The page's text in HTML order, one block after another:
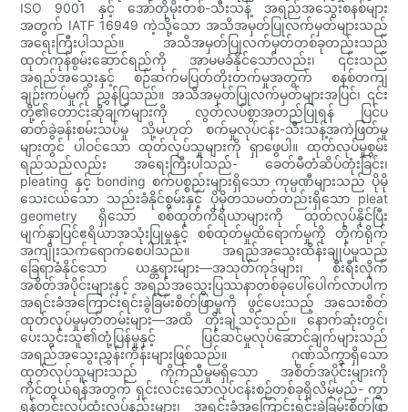
ISO 9001 နှင့် အော်တိုမိုးတစ်-သီးသန့် အရည်အသွေးစနစ်များ
အတွက် IATF 16949 ကဲ့သို့သော အသိအမှတ်ပြုလက်မှတ်များသည်
အရေးကြီးပါသည်။ အသိအမှတ်ပြုလက်မှတ်တစ်ခုတည်းသည်
ထုတ်ကုန်စွမ်းဆောင်ရည်ကို အာမမခံနိုင်သော်လည်း၊ ၎င်းသည်
အရည်အသွေးနှင့် စဉ်ဆက်မပြတ်တိုးတက်မှုအတွက် စနစ်တကျ
ချဉ်းကပ်မှုကို ညွှန်ပြသည်။ အသိအမှတ်ပြုလက်မှတ်များအပြင်၊ ၎င်း
တို့၏တောင်းဆိုချက်များကို လွတ်လပ်စွာအတည်ပြုရန် ပြင်ပ
ဓာတ်ခွဲခန်းစမ်းသပ်မှု သို့မဟုတ် စက်မှုလုပ်ငန်း-သီးသန့်အကဲဖြတ်မှု
များတွင် ပါဝင်သော ထုတ်လုပ်သူများကို ရှာဖွေပါ။ ထုတ်လုပ်မှုစွမ်း
ရည်သည်လည်း အရေးကြီးပါသည်- ခေတ်မီတံဆိပ်တုံးခြင်း၊
pleating နှင့် bonding စက်ပစ္စည်းများရှိသော ကုမ္ပဏီများသည် ပိုမို
သေးငယ်သော သည်းခံနိုင်စွမ်းနှင့် ပိုမိုတသမတ်တည်းရှိသော pleat
geometry ရှိသော စစ်ထုတ်ကိရိယာများကို ထုတ်လုပ်နိုင်ပြီး
မျက်နှာပြင်ဧရိယာအသုံးပြုမှုနှင့် စစ်ထုတ်မှုထိရောက်မှုကို တိုက်ရိုက်
အကျိုးသက်ရောက်စေပါသည်။ အရည်အသွေးထိန်းချုပ်မှုသည်
ခြေရာခံနိုင်သော ယန္တရားများ—အသုတ်ကုဒ်များ၊ စီးရီးလိုက်
အစိတ်အပိုင်းများနှင့် အရည်အသွေးပြဿနာတစ်ခုပေါ်ပေါက်လာပါက
အရင်းခံအကြောင်းရင်းခွဲခြမ်းစိတ်ဖြာမှုကို ဖွင့်ပေးသည့် အသေးစိတ်
ထုတ်လုပ်မှုမှတ်တမ်းများ—အထိ တိုးချဲ့သင့်သည်။ နောက်ဆုံးတွင်၊
ပေးသွင်းသူ၏တုံ့ပြန်မှုနှင့် ပြင်ဆင်မှုလုပ်ဆောင်ချက်များသည်
အရည်အသွေးညွှန်းကိန်းများဖြစ်သည်။ ဂုဏ်သိက္ခာရှိသော
ထုတ်လုပ်သူများသည် ကိုက်ညီမှုမရှိသော အစိတ်အပိုင်းများကို
ကိုင်တွယ်ရန်အတွက် ရှင်းလင်းသောလုပ်ငန်းစဉ်တစ်ခုရှိလိမ့်မည်- ကွာ
ရန်တင်းလုပ်ထုံးလုပ်နည်းများ၊ အရင်းခံအကြောင်းရင်းခွဲခြမ်းစိတ်ဖြာ